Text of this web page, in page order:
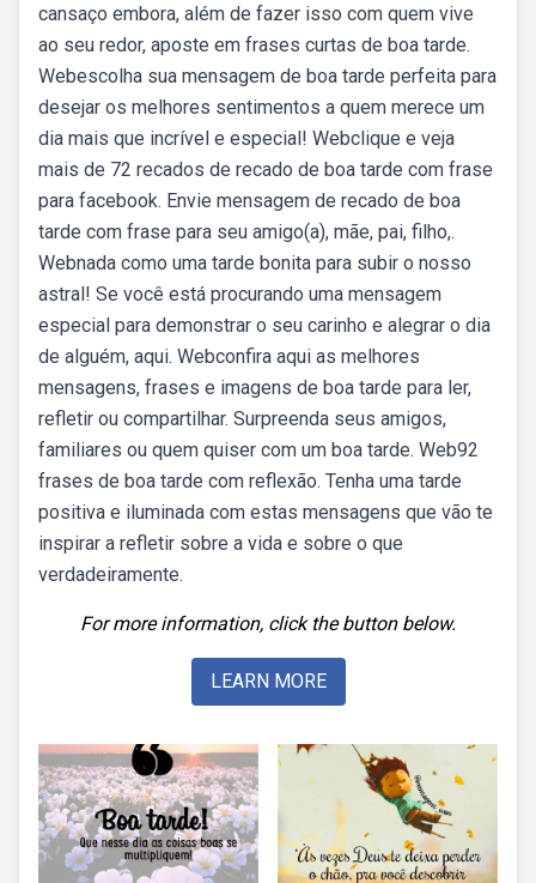
cansaço embora, além de fazer isso com quem vive
ao seu redor, aposte em frases curtas de boa tarde.
Webescolha sua mensagem de boa tarde perfeita para
desejar os melhores sentimentos a quem merece um
dia mais que incrível e especial! Webclique e veja
mais de 72 recados de recado de boa tarde com frase
para facebook. Envie mensagem de recado de boa
tarde com frase para seu amigo(a), mãe, pai, filho,.
Webnada como uma tarde bonita para subir o nosso
astral! Se você está procurando uma mensagem
especial para demonstrar o seu carinho e alegrar o dia
de alguém, aqui. Webconfira aqui as melhores
mensagens, frases e imagens de boa tarde para ler,
refletir ou compartilhar. Surpreenda seus amigos,
familiares ou quem quiser com um boa tarde. Web92
frases de boa tarde com reflexão. Tenha uma tarde
positiva e iluminada com estas mensagens que vão te
inspirar a refletir sobre a vida e sobre o que
verdadeiramente.
For more information, click the button below.
LEARN MORE